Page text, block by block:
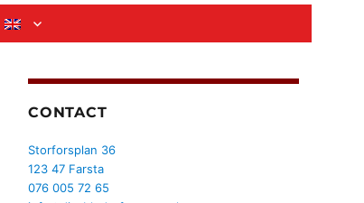
CONTACT
Storforsplan 36
123 47 Farsta
076 005 72 65